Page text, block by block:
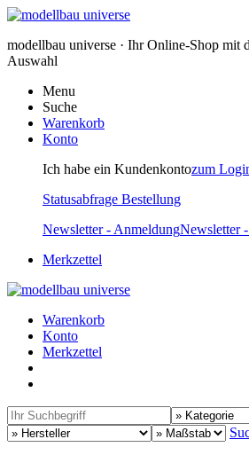
modellbau universe · Ihr Online-Shop mit
Auswahl
Menu
Suche
Warenkorb
Konto
Ich habe ein Kundenkontozum
Statusabfrage Bestellung
Newsletter - AnmeldungNewsletter
Merkzettel
Warenkorb
Konto
Merkzettel